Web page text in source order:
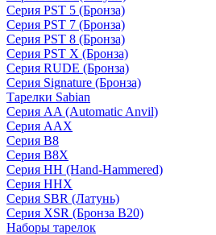
Серия PST 5 (Бронза)
Серия PST 7 (Бронза)
Серия PST 8 (Бронза)
Серия PST X (Бронза)
Серия RUDE (Бронза)
Серия Signature (Бронза)
Тарелки Sabian
Серия AA (Automatic Anvil)
Серия AAX
Серия B8
Серия B8X
Серия HH (Hand-Hammered)
Серия HHX
Серия SBR (Латунь)
Серия XSR (Бронза B20)
Наборы тарелок